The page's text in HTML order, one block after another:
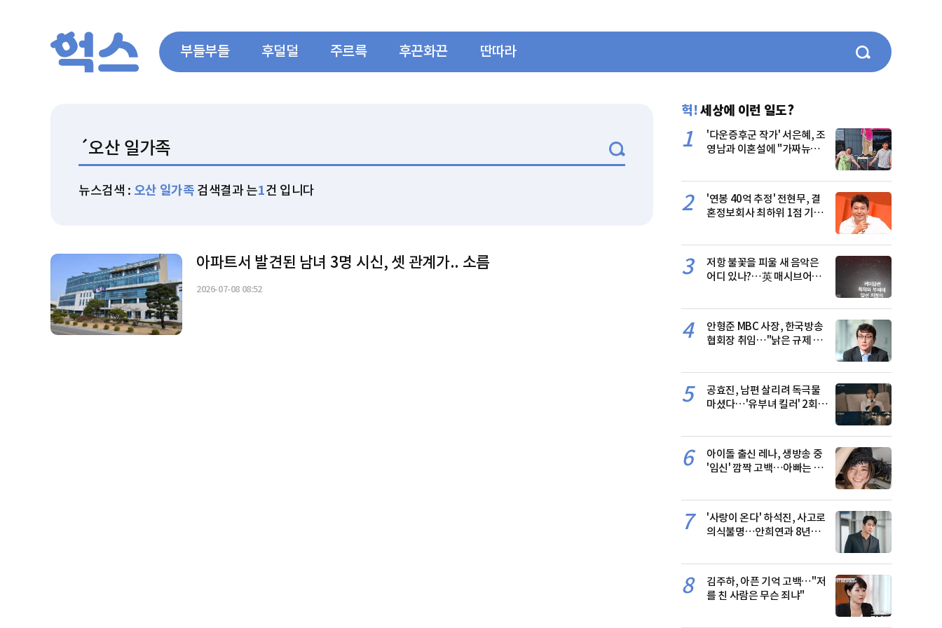
부들부들 후덜덜 주르륵 후끈화끈 딴따라
뉴스검색 : 오산 일가족 검색결과 는1건 입니다
아파트서 발견된 남녀 3명 시신, 셋 관계가.. 소름
2026-07-08 08:52
헉!세상에 이런 일도?
'다운증후군 작가' 서은혜, 조
영남과 이혼설에 "가짜뉴
1
'연봉 40억 추정' 전현무, 결
혼정보회사 최하위 1점 기록
2
저항 불꽃을 피울 새 음악은
어디 있나?…英 매시브어택,
3
안형준 MBC 사장, 한국방송
협회장 취임…"낡은 규제 혁
4
공효진, 남편 살리려 독극물
마셨다…'유부녀 킬러' 2회만
5
아이돌 출신 레나, 생방송 중
'임신' 깜짝 고백…아빠는 누
6
'사랑이 온다' 하석진, 사고로
의식불명…안희연과 8년만
7
김주하, 아픈 기억 고백…"저
를 친 사람은 무슨 죄냐"
8